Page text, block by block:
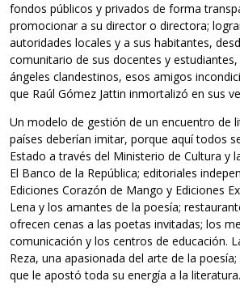
fondos públicos y privados de forma
promocionar a su director o directora;
autoridades locales y a sus habitantes,
comunitario de sus docentes y
ángeles clandestinos, esos amigos
que Raúl Gómez Jattin inmortalizó en sus
Un modelo de gestión de un encuentro de
países deberían imitar, porque aquí todos
Estado a través del Ministerio de Cultura y
El Banco de la República; editoriales
Ediciones Corazón de Mango y Ediciones
Lena y los amantes de la poesía;
ofrecen cenas a las poetas invitadas; los
comunicación y los centros de educación.
Reza, una apasionada del arte de la
que le apostó toda su energía a la literatura.